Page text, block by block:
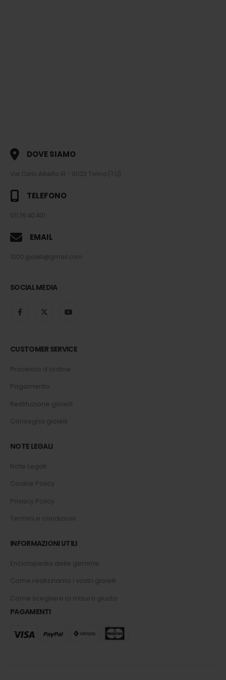
DOVE SIAMO
Via Carlo Alberto 41 - 10123 Torino (TO)
TELEFONO
011.76.40.401
EMAIL
1000.gioielli@gmail.com
SOCIAL MEDIA
CUSTOMER SERVICE
Processo d’ordine
Pagamento
Restituzione gioielli
Consegna gioielli
NOTE LEGALI
Note Legali
Cookie Policy
Privacy Policy
Termini e condizioni
INFORMAZIONI UTILI
Enciclopedia delle gemme
Come realizziamo i vostri gioielli
Come scegliere la misura giusta
PAGAMENTI